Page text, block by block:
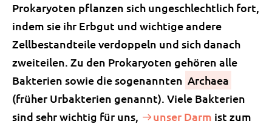
Prokaryoten pflanzen sich ungeschlechtlich fort,
indem sie ihr Erbgut und wichtige andere
Zellbestandteile verdoppeln und sich danach
zweiteilen. Zu den Prokaryoten gehören alle
Bakterien sowie die sogenannten Archaea
(früher Urbakterien genannt). Viele Bakterien
sind sehr wichtig für uns,
unser Darm ist zum